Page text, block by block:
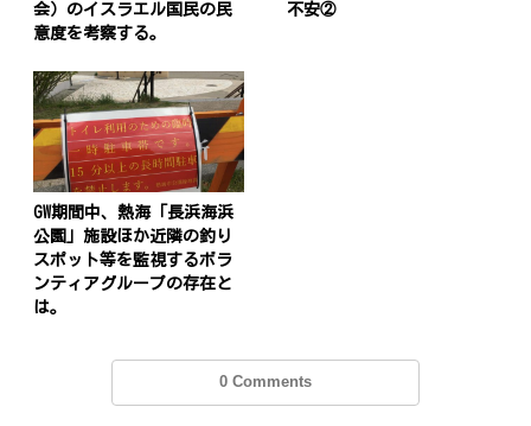
会）のイスラエル国民の民
意度を考察する。
不安②
GW期間中、熱海「長浜海浜
公園」施設ほか近隣の釣り
スポット等を監視するボラ
ンティアグループの存在と
は。
0 Comments